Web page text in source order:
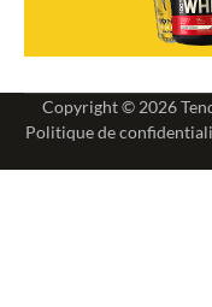
Copyright © 2026
Politique de